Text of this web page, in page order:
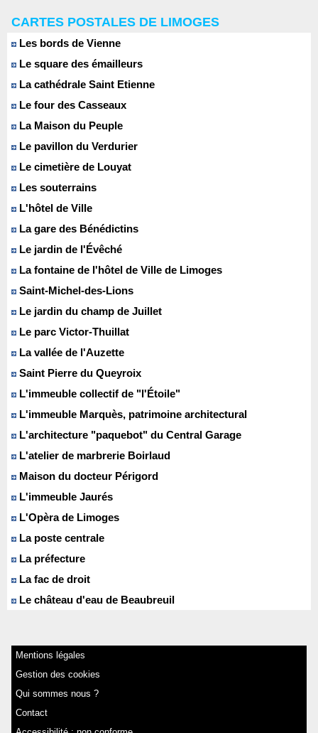
CARTES POSTALES DE LIMOGES
Les bords de Vienne
Le square des émailleurs
La cathédrale Saint Etienne
Le four des Casseaux
La Maison du Peuple
Le pavillon du Verdurier
Le cimetière de Louyat
Les souterrains
L'hôtel de Ville
La gare des Bénédictins
Le jardin de l'Évêché
La fontaine de l'hôtel de Ville de Limoges
Saint-Michel-des-Lions
Le jardin du champ de Juillet
Le parc Victor-Thuillat
La vallée de l'Auzette
Saint Pierre du Queyroix
L'immeuble collectif de "l'Étoile"
L'immeuble Marquès, patrimoine architectural
L'architecture "paquebot" du Central Garage
L'atelier de marbrerie Boirlaud
Maison du docteur Périgord
L'immeuble Jaurés
L'Opèra de Limoges
La poste centrale
La préfecture
La fac de droit
Le château d'eau de Beaubreuil
Mentions légales
Gestion des cookies
Qui sommes nous ?
Contact